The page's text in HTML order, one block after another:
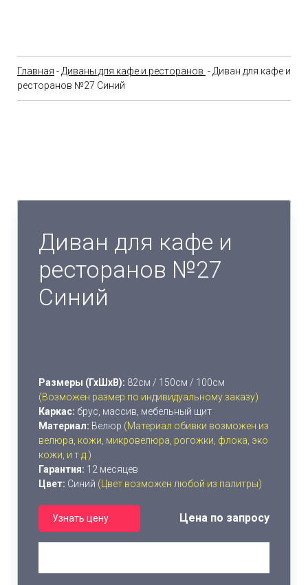
Главная -Диваны для кафе и ресторанов - Диван для кафе и
ресторанов №27 Синий
Диван для кафе и
ресторанов №27
Синий
Размеры (ГхШхВ): 82см / 150см / 100см
(Возможен размер по индивидуальному заказу)
Каркас: брус, массив, мебельный щит
Материал: Велюр (Материал обивки возможен из
велюра, кожи, микровелюра, рогожки, флока, эко
кожи, и т.д.)
Гарантия: 12 месяцев
Цвет: Синий (Цвет возможен любой из палитры)
Узнать цену Цена по запросу